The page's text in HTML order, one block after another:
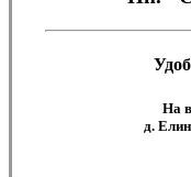
На
д.